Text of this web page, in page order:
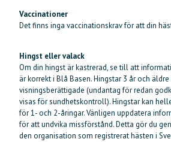
Vaccinationer
Det finns inga vaccinationskrav för att din
Hingst eller valack
Om din hingst är kastrerad, se till att
är korrekt i Blå Basen. Hingstar 3 år och äldre
visningsberättigade (undantag för redan
visas för sundhetskontroll). Hingstar kan
för 1- och 2-åringar. Vänligen uppdatera
för att undvika missförstånd. Detta gör du
den organisation som registrerat hästen i